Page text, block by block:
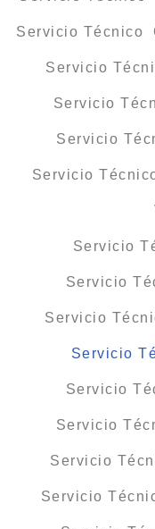
Servicio Técnico
Servicio
Servicio
Servicio
Servicio
Servicio
Servicio
Servicio
Servicio
Servicio
Servicio
Servicio
Servicio